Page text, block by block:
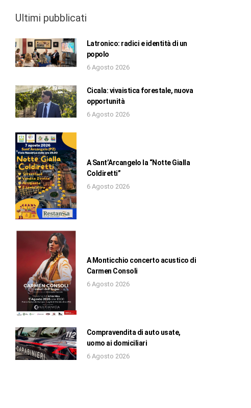
Ultimi pubblicati
Latronico: radici e identità di un
popolo
6 Agosto 2026
Cicala: vivaistica forestale, nuova
opportunità
6 Agosto 2026
A Sant’Arcangelo la “Notte Gialla
Coldiretti”
6 Agosto 2026
A Monticchio concerto acustico di
Carmen Consoli
6 Agosto 2026
Compravendita di auto usate,
uomo ai domiciliari
6 Agosto 2026